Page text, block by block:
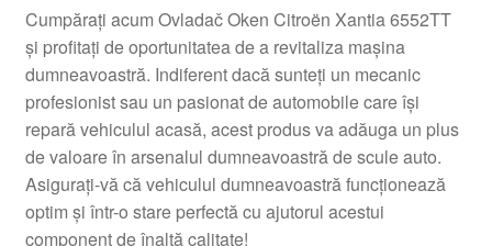
Termeni si conditii
Cumpărați acum Ovladač Oken Citroën Xantia 6552TT
și profitați de oportunitatea de a revitaliza mașina
dumneavoastră. Indiferent dacă sunteți un mecanic
profesionist sau un pasionat de automobile care își
repară vehiculul acasă, acest produs va adăuga un plus
de valoare în arsenalul dumneavoastră de scule auto.
Asigurați-vă că vehiculul dumneavoastră funcționează
optim și într-o stare perfectă cu ajutorul acestui
component de înaltă calitate!